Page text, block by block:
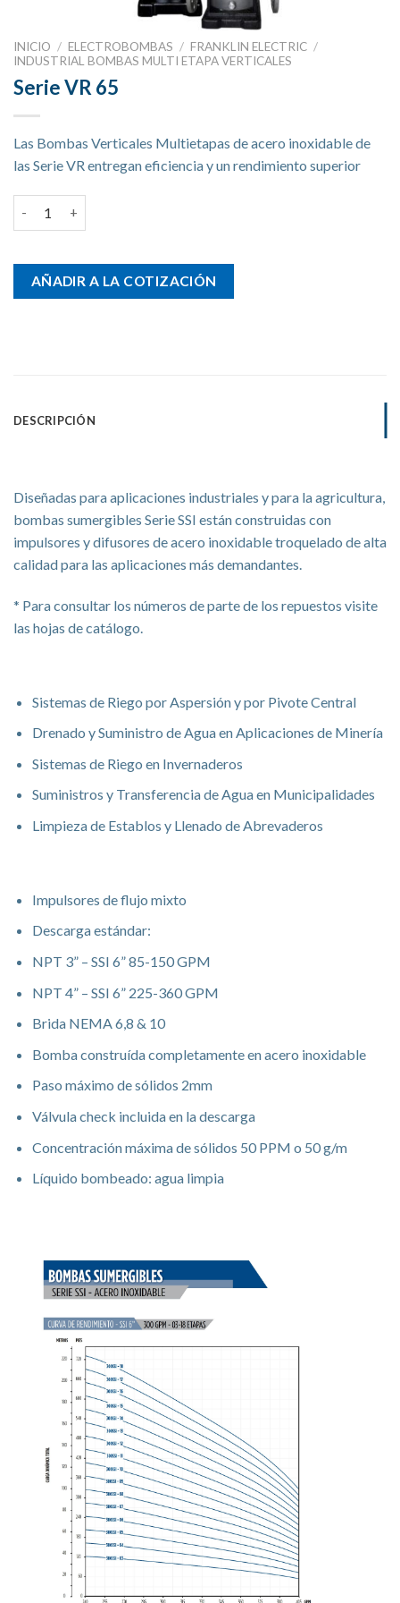
INICIO / ELECTROBOMBAS / FRANKLIN ELECTRIC /
INDUSTRIAL BOMBAS MULTI ETAPA VERTICALES
Serie VR 65
Las Bombas Verticales Multietapas de acero inoxidable de
las Serie VR entregan eficiencia y un rendimiento superior
AÑADIR A LA COTIZACIÓN
DESCRIPCIÓN
Diseñadas para aplicaciones industriales y para la agricultura,
bombas sumergibles Serie SSI están construidas con
impulsores y difusores de acero inoxidable troquelado de alta
calidad para las aplicaciones más demandantes.
* Para consultar los números de parte de los repuestos visite
las hojas de catálogo.
Sistemas de Riego por Aspersión y por Pivote Central
Drenado y Suministro de Agua en Aplicaciones de Minería
Sistemas de Riego en Invernaderos
Suministros y Transferencia de Agua en Municipalidades
Limpieza de Establos y Llenado de Abrevaderos
Impulsores de flujo mixto
Descarga estándar:
NPT 3” – SSI 6” 85-150 GPM
NPT 4” – SSI 6” 225-360 GPM
Brida NEMA 6,8 & 10
Bomba construída completamente en acero inoxidable
Paso máximo de sólidos 2mm
Válvula check incluida en la descarga
Concentración máxima de sólidos 50 PPM o 50 g/m
Líquido bombeado: agua limpia